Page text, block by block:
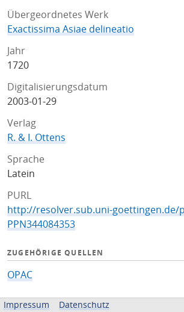
Übergeordnetes Werk
Exactissima Asiae delineatio
Jahr
1720
Digitalisierungsdatum
2003-01-29
Verlag
R. & I. Ottens
Sprache
Latein
PURL
http://resolver.sub.uni-goettingen.de/
PPN344084353
ZUGEHÖRIGE QUELLEN
OPAC
BEREITGESTELLT VON
Impressum Datenschutz